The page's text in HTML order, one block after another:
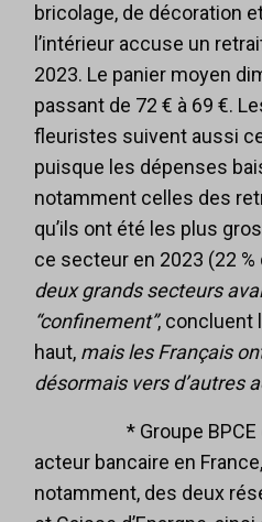
bricolage, de décoration
l’intérieur accuse un
2023. Le panier moyen
passant de 72 € à 69 €.
fleuristes suivent aussi
puisque les dépenses
notamment celles des
qu’ils ont été les plus
ce secteur en 2023 (22
deux grands secteurs
“confinement”, concluent
haut, mais les Français
désormais vers d’autres
* Groupe BPCE
acteur bancaire en
notamment, des deux